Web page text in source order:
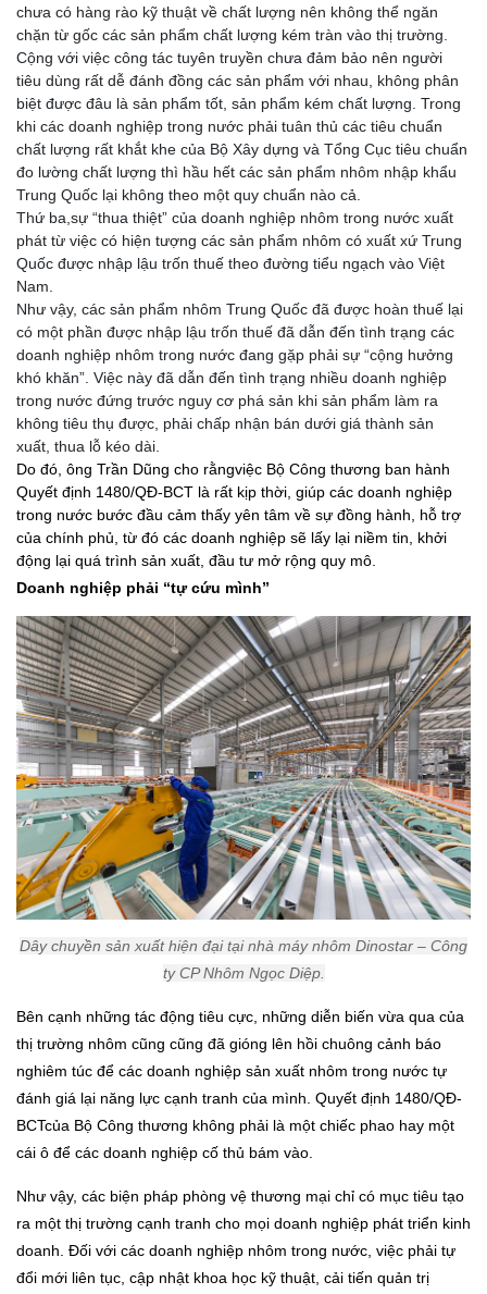
chưa có hàng rào kỹ thuật về chất lượng nên không thể ngăn
chặn từ gốc các sản phẩm chất lượng kém tràn vào thị trường.
Cộng với việc công tác tuyên truyền chưa đảm bảo nên người
tiêu dùng rất dễ đánh đồng các sản phẩm với nhau, không phân
biệt được đâu là sản phẩm tốt, sản phẩm kém chất lượng. Trong
khi các doanh nghiệp trong nước phải tuân thủ các tiêu chuẩn
chất lượng rất khắt khe của Bộ Xây dựng và Tổng Cục tiêu chuẩn
đo lường chất lượng thì hầu hết các sản phẩm nhôm nhập khẩu
Trung Quốc lại không theo một quy chuẩn nào cả.
Thứ ba,sự “thua thiệt” của doanh nghiệp nhôm trong nước xuất
phát từ việc có hiện tượng các sản phẩm nhôm có xuất xứ Trung
Quốc được nhập lậu trốn thuế theo đường tiểu ngạch vào Việt
Nam.
Như vậy, các sản phẩm nhôm Trung Quốc đã được hoàn thuế lại
có một phần được nhập lậu trốn thuế đã dẫn đến tình trạng các
doanh nghiệp nhôm trong nước đang gặp phải sự “cộng hưởng
khó khăn”. Việc này đã dẫn đến tình trạng nhiều doanh nghiệp
trong nước đứng trước nguy cơ phá sản khi sản phẩm làm ra
không tiêu thụ được, phải chấp nhận bán dưới giá thành sản
xuất, thua lỗ kéo dài.
Do đó, ông Trần Dũng cho rằngviệc Bộ Công thương ban hành
Quyết định 1480/QĐ-BCT là rất kịp thời, giúp các doanh nghiệp
trong nước bước đầu cảm thấy yên tâm về sự đồng hành, hỗ trợ
của chính phủ, từ đó các doanh nghiệp sẽ lấy lại niềm tin, khởi
động lại quá trình sản xuất, đầu tư mở rộng quy mô.
Doanh nghiệp phải “tự cứu mình”
Dây chuyền sản xuất hiện đại tại nhà máy nhôm Dinostar – Công
ty CP Nhôm Ngọc Diệp.
Bên cạnh những tác động tiêu cực, những diễn biến vừa qua của
thị trường nhôm cũng cũng đã gióng lên hồi chuông cảnh báo
nghiêm túc để các doanh nghiệp sản xuất nhôm trong nước tự
đánh giá lại năng lực cạnh tranh của mình. Quyết định 1480/QĐ-
BCTcủa Bộ Công thương không phải là một chiếc phao hay một
cái ô để các doanh nghiệp cố thủ bám vào.
Như vậy, các biện pháp phòng vệ thương mại chỉ có mục tiêu tạo
ra một thị trường cạnh tranh cho mọi doanh nghiệp phát triển kinh
doanh. Đối với các doanh nghiệp nhôm trong nước, việc phải tự
đổi mới liên tục, cập nhật khoa học kỹ thuật, cải tiến quản trị